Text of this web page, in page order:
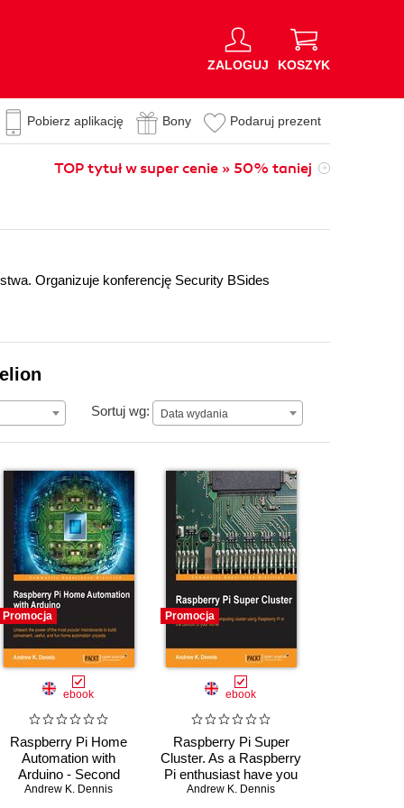
ZALOGUJ KOSZYK
Pobierz aplikację Bony Podaruj prezent
TOP tytuł w super cenie » 50% taniej
Organizuje konferencję Security BSides
Sortuj wg: Data wydania
Data wydania
Promocja
ebook
Raspberry Pi Home
Automation with
Arduino - Second
Edition. Unleash the
Andrew K. Dennis
Promocja
ebook
Raspberry Pi Super
Cluster. As a Raspberry
Pi enthusiast have you
ever considered
Andrew K. Dennis